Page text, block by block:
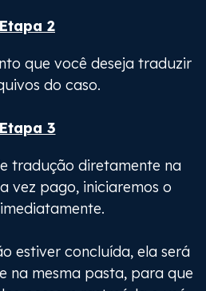
Etapa 2
que você deseja traduzir
do caso.
Etapa 3
tradução diretamente na
vez pago, iniciaremos o
estiver concluída, ela será
na mesma pasta, para que